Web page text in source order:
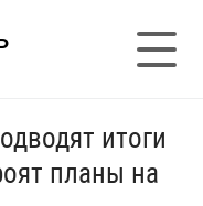
итоги
планы на